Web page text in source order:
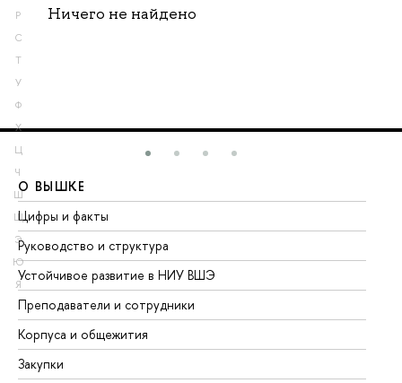
Р
С
Т
У
Ф
Х
Ц
Ч
Ш
Щ
Э
Ю
Я
Ничего не найдено
О ВЫШКЕ
Цифры и факты
Руководство и структура
Устойчивое развитие в НИУ ВШЭ
Преподаватели и сотрудники
Корпуса и общежития
Закупки